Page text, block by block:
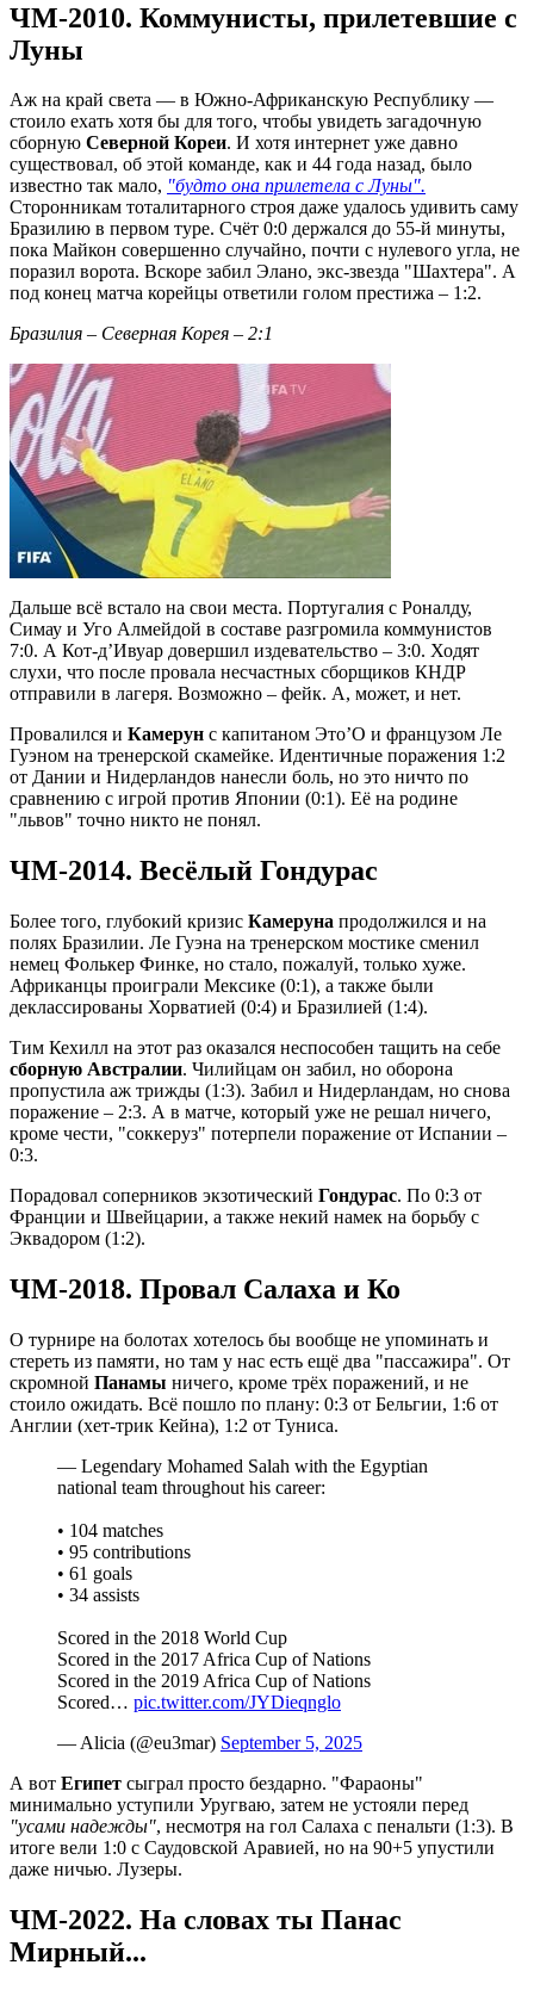
ЧМ-2010. Коммунисты, прилетевшие с
Луны
Аж на край света — в Южно-Африканскую Республику —
стоило ехать хотя бы для того, чтобы увидеть загадочную
сборную Северной Кореи. И хотя интернет уже давно
существовал, об этой команде, как и 44 года назад, было
известно так мало, "будто она прилетела с Луны".
Сторонникам тоталитарного строя даже удалось удивить саму
Бразилию в первом туре. Счёт 0:0 держался до 55-й минуты,
пока Майкон совершенно случайно, почти с нулевого угла, не
поразил ворота. Вскоре забил Элано, экс-звезда "Шахтера". А
под конец матча корейцы ответили голом престижа – 1:2.
Бразилия – Северная Корея – 2:1
Дальше всё встало на свои места. Португалия с Роналду,
Симау и Уго Алмейдой в составе разгромила коммунистов
7:0. А Кот-д’Ивуар довершил издевательство – 3:0. Ходят
слухи, что после провала несчастных сборщиков КНДР
отправили в лагеря. Возможно – фейк. А, может, и нет.
Провалился и Камерун с капитаном Это’О и французом Ле
Гуэном на тренерской скамейке. Идентичные поражения 1:2
от Дании и Нидерландов нанесли боль, но это ничто по
сравнению с игрой против Японии (0:1). Её на родине
"львов" точно никто не понял.
ЧМ-2014. Весёлый Гондурас
Более того, глубокий кризис Камеруна продолжился и на
полях Бразилии. Ле Гуэна на тренерском мостике сменил
немец Фолькер Финке, но стало, пожалуй, только хуже.
Африканцы проиграли Мексике (0:1), а также были
деклассированы Хорватией (0:4) и Бразилией (1:4).
Тим Кехилл на этот раз оказался неспособен тащить на себе
сборную Австралии. Чилийцам он забил, но оборона
пропустила аж трижды (1:3). Забил и Нидерландам, но снова
поражение – 2:3. А в матче, который уже не решал ничего,
кроме чести, "соккеруз" потерпели поражение от Испании –
0:3.
Порадовал соперников экзотический Гондурас. По 0:3 от
Франции и Швейцарии, а также некий намек на борьбу с
Эквадором (1:2).
ЧМ-2018. Провал Салаха и Ко
О турнире на болотах хотелось бы вообще не упоминать и
стереть из памяти, но там у нас есть ещё два "пассажира". От
скромной Панамы ничего, кроме трёх поражений, и не
стоило ожидать. Всё пошло по плану: 0:3 от Бельгии, 1:6 от
Англии (хет-трик Кейна), 1:2 от Туниса.
— Legendary Mohamed Salah with the Egyptian
national team throughout his career:
• 104 matches
• 95 contributions
• 61 goals
• 34 assists
Scored in the 2018 World Cup
Scored in the 2017 Africa Cup of Nations
Scored in the 2019 Africa Cup of Nations
Scored… pic.twitter.com/JYDieqnglo
— Alicia (@eu3mar) September 5, 2025
А вот Египет сыграл просто бездарно. "Фараоны"
минимально уступили Уругваю, затем не устояли перед
"усами надежды", несмотря на гол Салаха с пенальти (1:3). В
итоге вели 1:0 с Саудовской Аравией, но на 90+5 упустили
даже ничью. Лузеры.
ЧМ-2022. На словах ты Панас
Мирный...